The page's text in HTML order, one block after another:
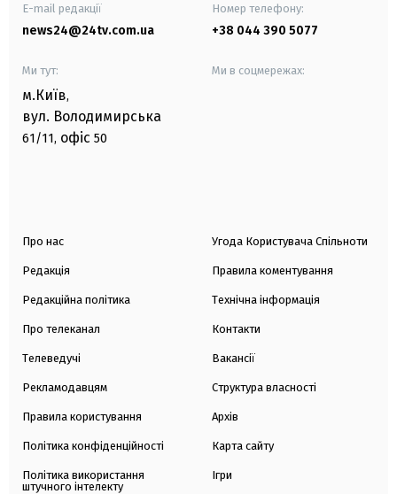
E-mail редакції
news24@24tv.com.ua
Номер телефону:
+38 044 390 5077
Ми тут:
м.Київ,
вул. Володимирська
61/11, офіс 50
Ми в соцмережах:
Про нас
Редакція
Редакційна політика
Про телеканал
Телеведучі
Рекламодавцям
Правила користування
Політика конфіденційності
Політика використання
штучного інтелекту
Угода Користувача Спільноти
Правила коментування
Технічна інформація
Контакти
Вакансії
Структура власності
Архів
Карта сайту
Ігри